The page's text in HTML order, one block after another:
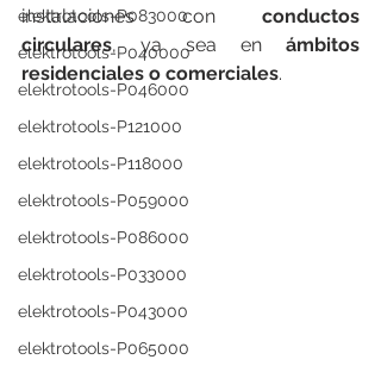
elektrotools-P083000
elektrotools-P040000
elektrotools-P046000
elektrotools-P121000
elektrotools-P118000
elektrotools-P059000
elektrotools-P086000
elektrotools-P033000
elektrotools-P043000
elektrotools-P065000
instalaciones con conductos
circulares, ya sea en ámbitos
residenciales o comerciales.